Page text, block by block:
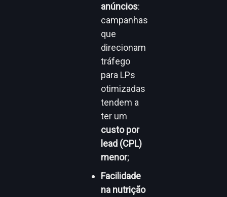
anúncios:
campanhas
que
direcionam
tráfego
para LPs
otimizadas
tendem a
ter um
custo por
lead (CPL)
menor;
Facilidade
na nutrição